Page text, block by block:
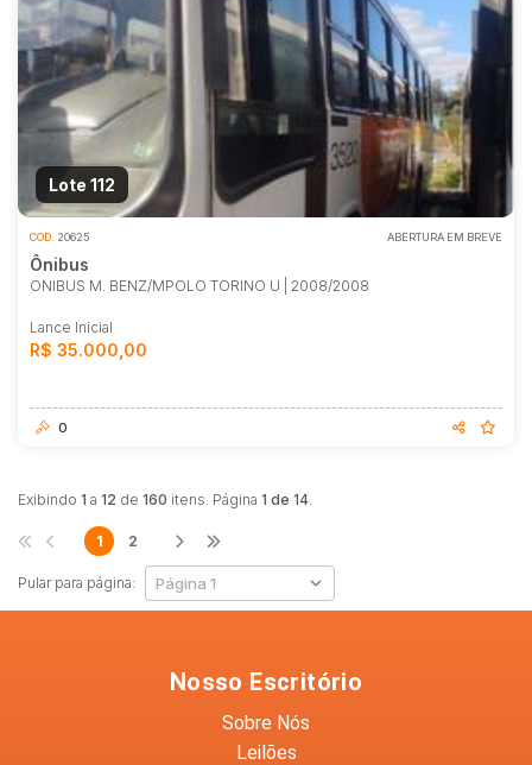
Lote 112
COD. 20625 ABERTURA EM BREVE
Ônibus
ONIBUS M. BENZ/MPOLO TORINO U | 2008/2008
Lance Inicial
R$ 35.000,00
0
Exibindo 1 a 12 de 160 itens. Página 1 de 14.
Pular para página:
1 2
Nosso Escritório
Sobre Nós
Leilões